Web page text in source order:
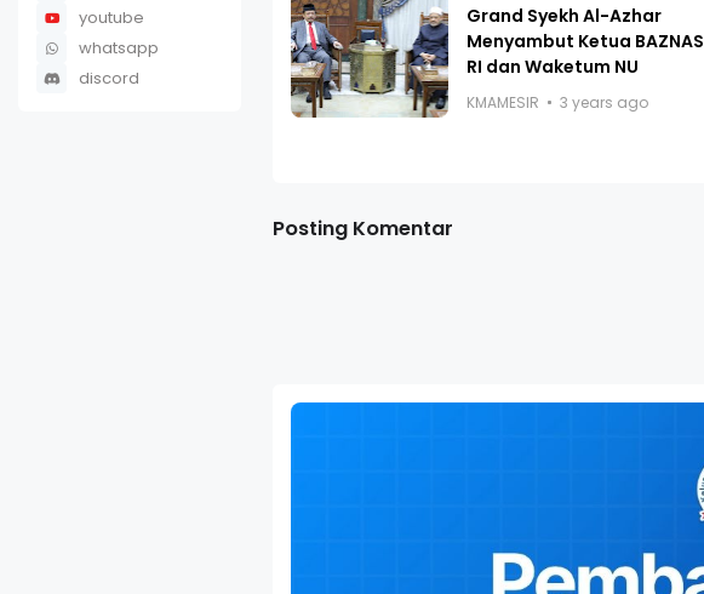
youtube
whatsapp
discord
Grand Syekh Al-Azhar
Menyambut Ketua BAZNAS
RI dan Waketum NU
KMAMESIR 3 years ago
Posting Komentar